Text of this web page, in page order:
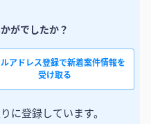
がでしたか？
アドレス登録で新着案件情報を
受け取る
に登録しています。